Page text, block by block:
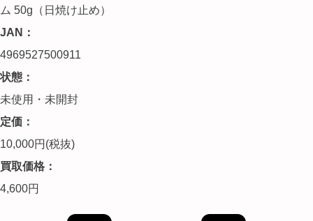
ム 50g（日焼け止め）
JAN：
4969527500911
状態：
未使用・未開封
定価：
10,000円(税抜)
買取価格：
4,600円